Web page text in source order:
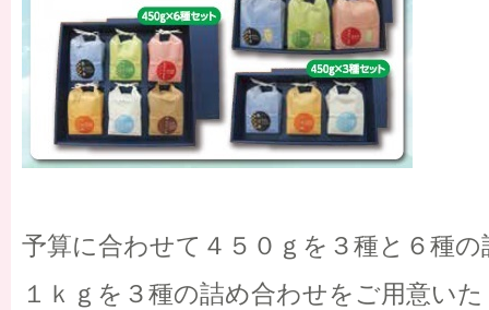
予算に合わせて４５０ｇを３種と６種
１ｋｇを３種の詰め合わせをご用意い